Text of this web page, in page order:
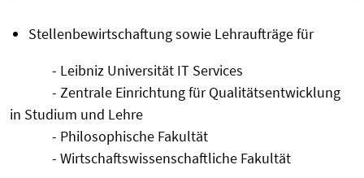
Stellenbewirtschaftung sowie Lehraufträge für
- Leibniz Universität IT Services
- Zentrale Einrichtung für Qualitätsentwicklung
in Studium und Lehre
- Philosophische Fakultät
- Wirtschaftswissenschaftliche Fakultät